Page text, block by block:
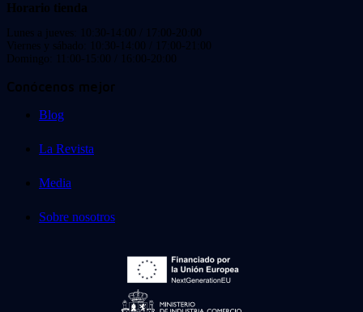
Horario tienda
Lunes a jueves: 10:30-14:00 / 17:00-20:00
Viernes y sábado: 10:30-14:00 / 17:00-21:00
Domingo: 11:00-15:00 / 16:00-20:00
Conócenos mejor
Blog
La Revista
Media
Sobre nosotros